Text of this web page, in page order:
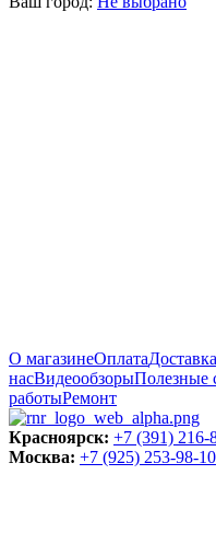
О магазинеОплатаДоставка
насВидеообзорыПолезные
работыРемонт
Красноярск: +7 (391) 216-
Москва: +7 (925) 253-98-10